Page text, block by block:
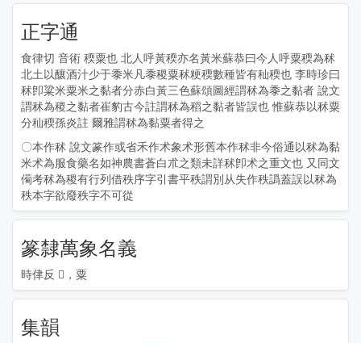
正字通
食律切 音術 稬粟也 北人呼黃稬亦名黃米蘇恭曰今人呼粟稬為秫
北土以釀酒汁少于黍米凡黍稷粟秫粳稬數種皆有秈稬也 李時珍曰
秫卽粱米粟米之黏者分赤白黃三色蘇頌圖經謂秫為黍之黏者 說文
謂秫為稷之黏者崔豹古今註謂秫為稻之黏者皆誤也 惟蘇恭以秫粟
分秈稬孫炎註 爾雅謂秫為黏粟者得之
〇本作秫 說文篆作或省禾作术象术形舊本作秫非今俗通以秫為黏
米术為服食藥名如神農書蒼白朮之類未詳秫卽术之重文也 又同文
僃考秫為稷有行列借秩序字引書平秩謂別从失作秩譌蓋誤以秫為
秩本字欲廢秩字不可從
篆隸萬象名義
時侓反 𪏻，粟
集韻